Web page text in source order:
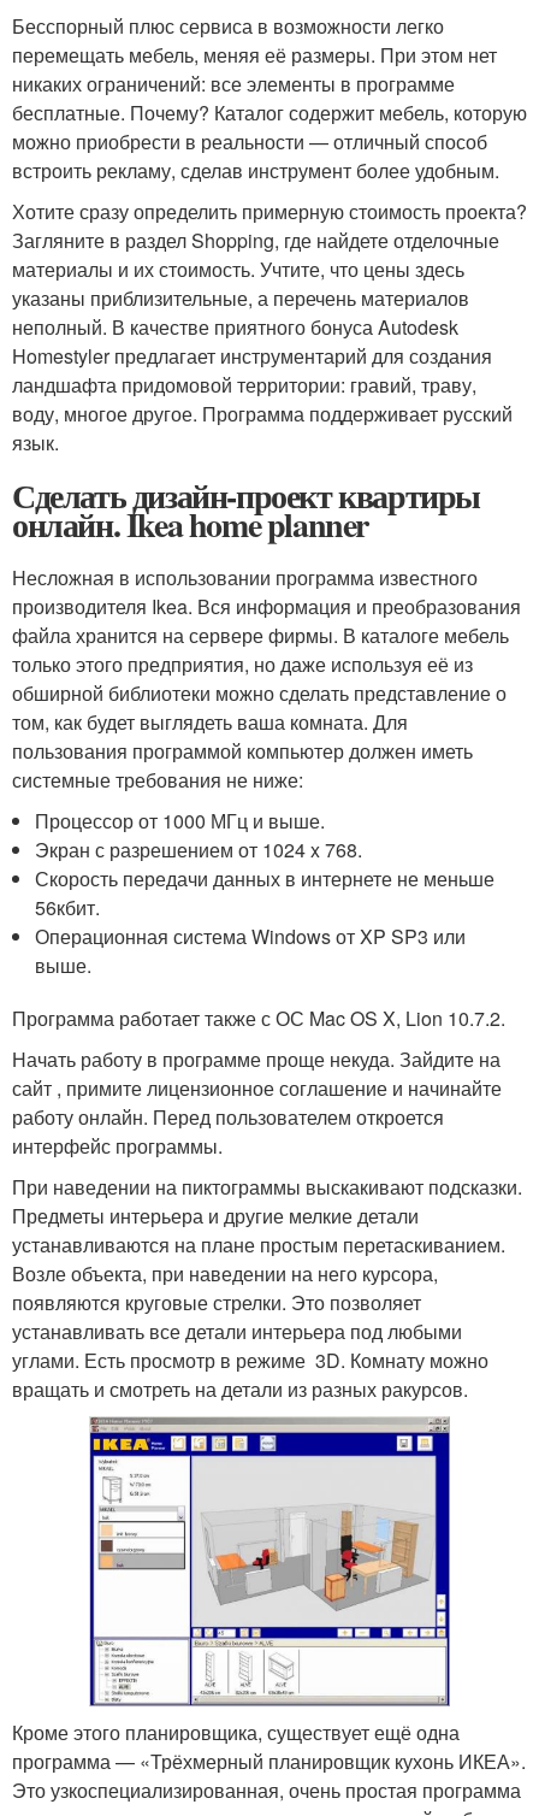
Бесспорный плюс сервиса в возможности легко
перемещать мебель, меняя её размеры. При этом нет
никаких ограничений: все элементы в программе
бесплатные. Почему? Каталог содержит мебель, которую
можно приобрести в реальности — отличный способ
встроить рекламу, сделав инструмент более удобным.
Хотите сразу определить примерную стоимость проекта?
Загляните в раздел Shopping, где найдете отделочные
материалы и их стоимость. Учтите, что цены здесь
указаны приблизительные, а перечень материалов
неполный. В качестве приятного бонуса Autodesk
Homestyler предлагает инструментарий для создания
ландшафта придомовой территории: гравий, траву,
воду, многое другое. Программа поддерживает русский
язык.
Сделать дизайн-проект квартиры
онлайн. Ikea home planner
Несложная в использовании программа известного
производителя Ikea. Вся информация и преобразования
файла хранится на сервере фирмы. В каталоге мебель
только этого предприятия, но даже используя её из
обширной библиотеки можно сделать представление о
том, как будет выглядеть ваша комната. Для
пользования программой компьютер должен иметь
системные требования не ниже:
Процессор от 1000 МГц и выше.
Экран с разрешением от 1024 x 768.
Скорость передачи данных в интернете не меньше
56кбит.
Операционная система Windows от XP SP3 или
выше.
Программа работает также с ОС Mac OS X, Lion 10.7.2.
Начать работу в программе проще некуда. Зайдите на
сайт , примите лицензионное соглашение и начинайте
работу онлайн. Перед пользователем откроется
интерфейс программы.
При наведении на пиктограммы выскакивают подсказки.
Предметы интерьера и другие мелкие детали
устанавливаются на плане простым перетаскиванием.
Возле объекта, при наведении на него курсора,
появляются круговые стрелки. Это позволяет
устанавливать все детали интерьера под любыми
углами. Есть просмотр в режиме 3D. Комнату можно
вращать и смотреть на детали из разных ракурсов.
Кроме этого планировщика, существует ещё одна
программа — «Трёхмерный планировщик кухонь ИКЕА».
Это узкоспециализированная, очень простая программа